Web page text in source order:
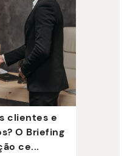
clientes e
O Briefing
ce...